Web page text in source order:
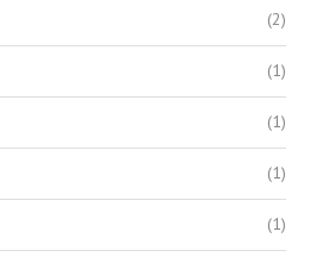
(2)
(1)
(1)
(1)
(1)